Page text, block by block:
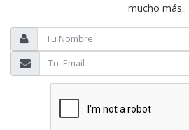
mucho más..